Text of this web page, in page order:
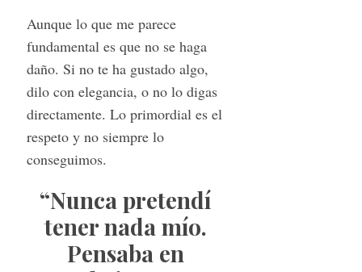
Aunque lo que me parece
fundamental es que no se haga
daño. Si no te ha gustado algo,
dilo con elegancia, o no lo digas
directamente. Lo primordial es el
respeto y no siempre lo
conseguimos.
“Nunca pretendí
tener nada mío.
Pensaba en